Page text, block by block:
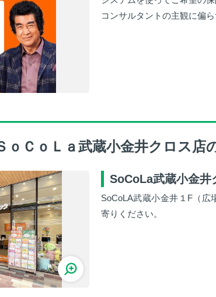
コンサルタントの主観に偏
ＣｏＬａ武蔵小金井クロス店
SoCoLa武蔵小金井
SoCoLA武蔵小金井１F（広
寄りください。